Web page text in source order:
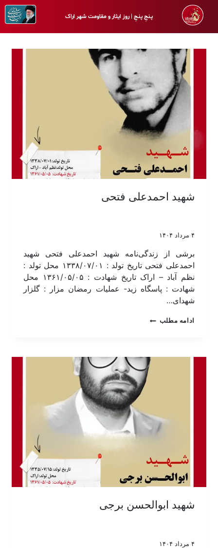
پـنجِ پنـجِ | روز ایثار و مقاومت شهر اراک
شهید احمدعلی فتحی
۴ مرداد ۱۴۰۴
برشی از زندگی‌نامه شهید احمدعلی فتحی شهید
احمدعلی فتحی تاریخ تولد : ۱۳۳۸/۰۷/۰۱ محل تولد :
نظم آباد – اراک تاریخ شهادت : ۱۳۶۱/۰۵/۰۵ محل
شهادت : پاسگاه زید- عملیات رمضان مزار : گلزار
شهدای…
ادامه مطلب
شهید ابوالحسن برجی
۴ مرداد ۱۴۰۴